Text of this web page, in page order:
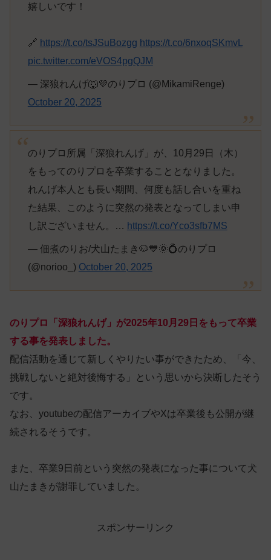
嬉しいです！
🔗 https://t.co/tsJSuBozgg https://t.co/6nxoqSKmvL
pic.twitter.com/eVOS4pgQJM
— 深狼れんげ🐺💜のりプロ (@MikamiRenge)
October 20, 2025
のりプロ所属「深狼れんげ」が、10月29日（木）
をもってのりプロを卒業することとなりました。
れんげ本人とも長い期間、何度も話し合いを重ね
た結果、このように突然の発表となってしまい申
し訳ございません。… https://t.co/Yco3sfb7MS
— 佃煮のりお/犬山たまき🐶💙🌞💍のりプロ
(@norioo_) October 20, 2025
のりプロ「深狼れんげ」が2025年10月29日をもって卒業
する事を発表しました。
配信活動を通じて新しくやりたい事ができたため、「今、
挑戦しないと絶対後悔する」という思いから決断したそう
です。
なお、youtubeの配信アーカイブやXは卒業後も公開が継
続されるそうです。
また、卒業9日前という突然の発表になった事について犬
山たまきが謝罪していました。
スポンサーリンク